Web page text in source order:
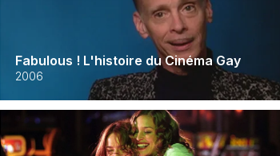
Fabulous ! L'histoire du Cinéma Gay
2006